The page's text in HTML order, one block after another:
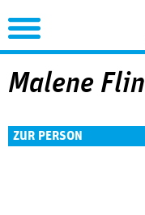
Malene
ZUR PERSON